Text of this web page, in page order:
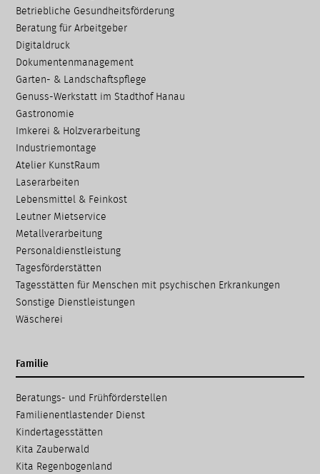
überspringen
Betriebliche Gesundheits­förderung
Beratung für Arbeitgeber
Digitaldruck
Dokumenten­management
Garten- & Landschafts­pflege
Genuss-Werkstatt im Stadthof Hanau
Gastronomie
Imkerei & Holz­verarbeitung
Industriemontage
Atelier KunstRaum
Laserarbeiten
Lebensmittel & Feinkost
Leutner Mietservice
Metallverarbeitung
Personaldienstleistung
Tagesförderstätten
Tagesstätten für Menschen mit psychischen Erkrankungen
Sonstige Dienstleistungen
Wäscherei
Familie
Navigation
überspringen
Beratungs- und Frühförder­stellen
Familien­entlastender Dienst
Kinder­tages­stätten
Kita Zauberwald
Kita Regenbogenland